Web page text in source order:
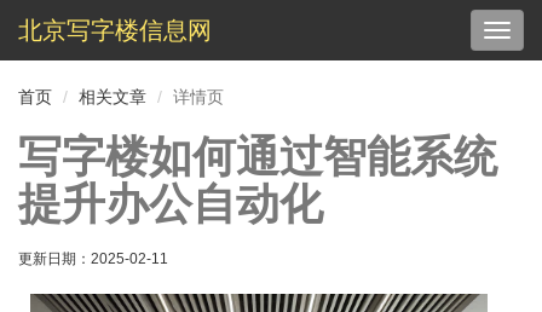
切
换
北京写字楼信息网
首页 相关文章 详情页
写字楼如何通过智能系统
提升办公自动化
更新日期： 2025-02-11